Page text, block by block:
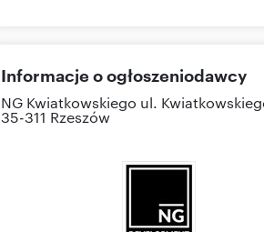
Informacje o ogłoszeniodawcy
NG Kwiatkowskiego ul.
35-311 Rzeszów